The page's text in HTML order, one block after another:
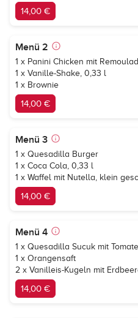
14,00 €
Menü 2
1 x Panini Chicken mit
1 x Vanille-Shake, 0,33 l
1 x Brownie
14,00 €
Menü 3
1 x Quesadilla Burger
1 x Coca Cola, 0,33 l
1 x Waffel mit Nutella, klein
14,00 €
Menü 4
1 x Quesadilla Sucuk mit
1 x Orangensaft
2 x Vanilleis-Kugeln mit
14,00 €